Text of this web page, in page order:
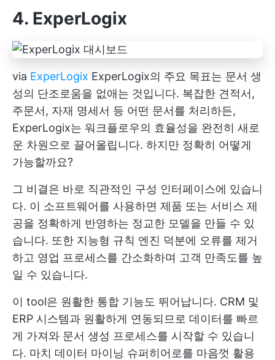
4. ExperLogix
via ExperLogix ExperLogix의 주요 목표는 문서 생
성의 단조로움을 없애는 것입니다. 복잡한 견적서,
주문서, 자재 명세서 등 어떤 문서를 처리하든,
ExperLogix는 워크플로우의 효율성을 완전히 새로
운 차원으로 끌어올립니다. 하지만 정확히 어떻게
가능할까요?
그 비결은 바로 직관적인 구성 인터페이스에 있습니
다. 이 소프트웨어를 사용하면 제품 또는 서비스 제
공을 정확하게 반영하는 정교한 모델을 만들 수 있
습니다. 또한 지능형 규칙 엔진 덕분에 오류를 제거
하고 영업 프로세스를 간소화하며 고객 만족도를 높
일 수 있습니다.
이 tool은 원활한 통합 기능도 뛰어납니다. CRM 및
ERP 시스템과 원활하게 연동되므로 데이터를 빠르
게 가져와 문서 생성 프로세스를 시작할 수 있습니
다. 마치 데이터 마이닝 슈퍼히어로를 마음껏 활용